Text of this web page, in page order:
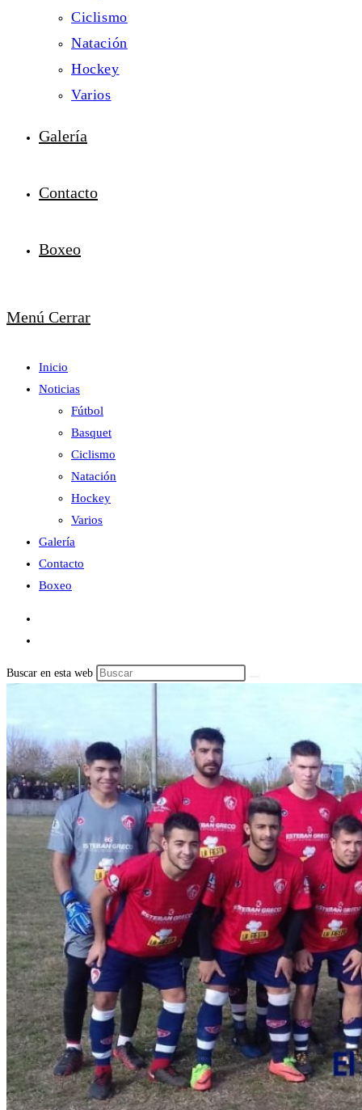
Ciclismo
Natación
Hockey
Varios
Galería
Contacto
Boxeo
Menú Cerrar
Inicio
Noticias
Fútbol
Basquet
Ciclismo
Natación
Hockey
Varios
Galería
Contacto
Boxeo
Buscar en esta web